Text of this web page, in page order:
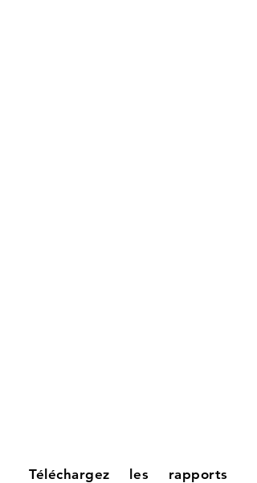
Téléchargez les rapports